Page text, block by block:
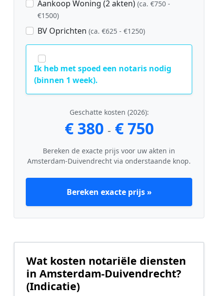
Aankoop Woning (2 akten) (ca. €750 -
€1500)
BV Oprichten (ca. €625 - €1250)
Ik heb met spoed een notaris nodig
(binnen 1 week).
Geschatte kosten (2026):
€ 380 - € 750
Bereken de exacte prijs voor uw akten in
Amsterdam-Duivendrecht via onderstaande knop.
Bereken exacte prijs »
Wat kosten notariële diensten
in Amsterdam-Duivendrecht?
(Indicatie)